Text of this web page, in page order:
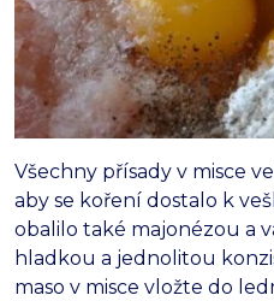
Všechny přísady v misce
aby se koření dostalo k
obalilo také majonézou a
hladkou a jednolitou
maso v misce vložte do